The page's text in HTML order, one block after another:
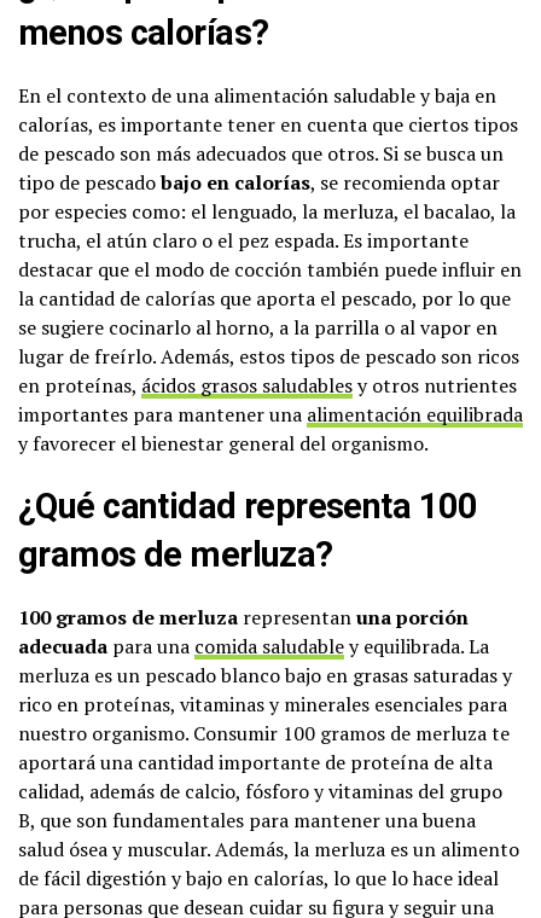
menos calorías?
En el contexto de una alimentación saludable y baja en
calorías, es importante tener en cuenta que ciertos tipos
de pescado son más adecuados que otros. Si se busca un
tipo de pescadobajo en calorías, se recomienda optar
por especies como: el lenguado, la merluza, el bacalao, la
trucha, el atún claro o el pez espada. Es importante
destacar que el modo de cocción también puede influir en
la cantidad de calorías que aporta el pescado, por lo que
se sugiere cocinarlo al horno, a la parrilla o al vapor en
lugar de freírlo. Además, estos tipos de pescado son ricos
en proteínas, ácidos grasos saludablesy otros nutrientes
importantes para mantener una alimentación equilibrada
y favorecer el bienestar general del organismo.
¿Qué cantidad representa 100
gramos de merluza?
100 gramos de merluza representanuna porción
adecuada para una comida saludabley equilibrada. La
merluza es un pescado blanco bajo en grasas saturadas y
rico en proteínas, vitaminas y minerales esenciales para
nuestro organismo. Consumir 100 gramos de merluza te
aportará una cantidad importante de proteína de alta
calidad, además de calcio, fósforo y vitaminas del grupo
B, que son fundamentales para mantener una buena
salud ósea y muscular. Además, la merluza es un alimento
de fácil digestión y bajo en calorías, lo que lo hace ideal
para personas que desean cuidar su figura y seguir una